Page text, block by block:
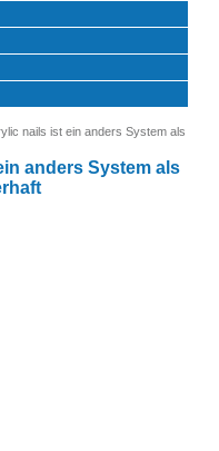
nails ist ein anders System als
anders System als